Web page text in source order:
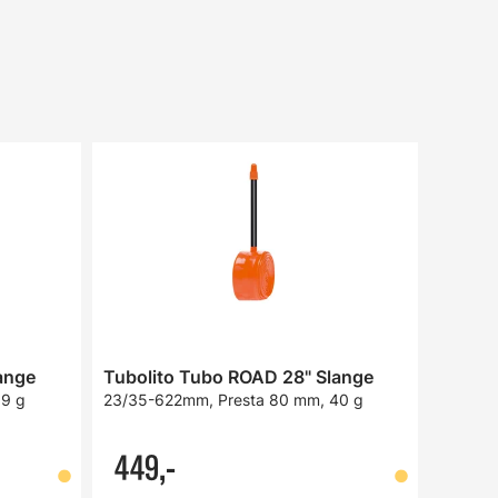
g
Tubolito Tubo ROAD 28" Slange
23/35-622mm, Presta 80 mm, 40 g
449,-